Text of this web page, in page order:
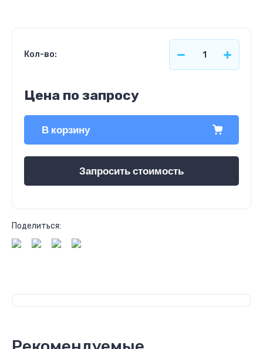
Кол-во:
Цена по запросу
В корзину
Запросить стоимость
Поделиться: